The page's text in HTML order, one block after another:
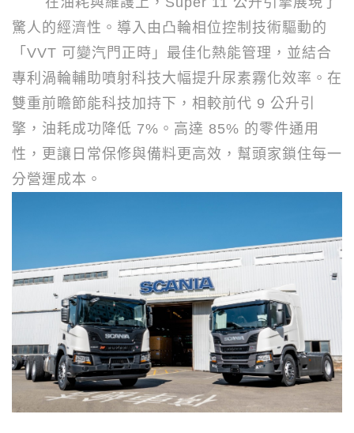
驚人的經濟性。導入由凸輪相位控制技術驅動的
「 VVT 可變汽門正時」最佳化熱能管理，並結合
專利渦輪輔助噴射科技大幅提升尿素霧化效率。在
雙重前瞻節能科技加持下，相較前代 9 公升引
擎，油耗成功降低 7% 。高達 85% 的零件通用
性，更讓日常保修與備料更高效，幫頭家鎖住每一
分營運成本。